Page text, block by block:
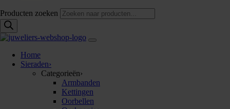
Producten zoeken
Home
Sieraden›
Categorieën›
Armbanden
Kettingen
Oorbellen